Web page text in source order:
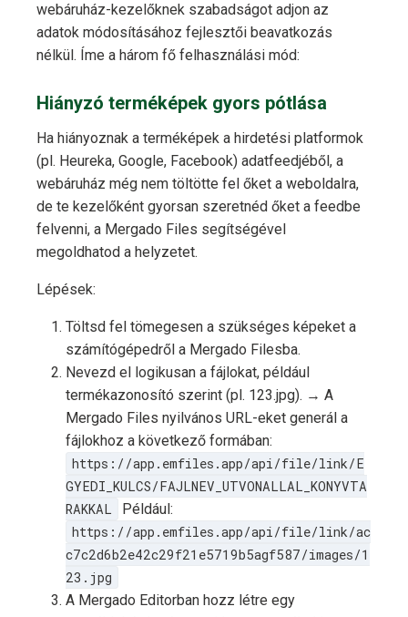
webáruház-kezelőknek szabadságot adjon az
adatok módosításához fejlesztői beavatkozás
nélkül. Íme a három fő felhasználási mód:
Hiányzó terméképek gyors pótlása
Ha hiányoznak a terméképek a hirdetési platformok
(pl. Heureka, Google, Facebook) adatfeedjéből, a
webáruház még nem töltötte fel őket a weboldalra,
de te kezelőként gyorsan szeretnéd őket a feedbe
felvenni, a Mergado Files segítségével
megoldhatod a helyzetet.
Lépések:
Töltsd fel tömegesen a szükséges képeket a
számítógépedről a Mergado Filesba.
Nevezd el logikusan a fájlokat, például
termékazonosító szerint (pl. 123.jpg). → A
Mergado Files nyilvános URL-eket generál a
fájlokhoz a következő formában:
https://app.emfiles.app/api/file/link/E
GYEDI_KULCS/FAJLNEV_UTVONALLAL_KONYVTA
RAKKAL
Például:
https://app.emfiles.app/api/file/link/ac
c7c2d6b2e42c29f21e5719b5agf587/images/1
23.jpg
A Mergado Editorban hozz létre egy